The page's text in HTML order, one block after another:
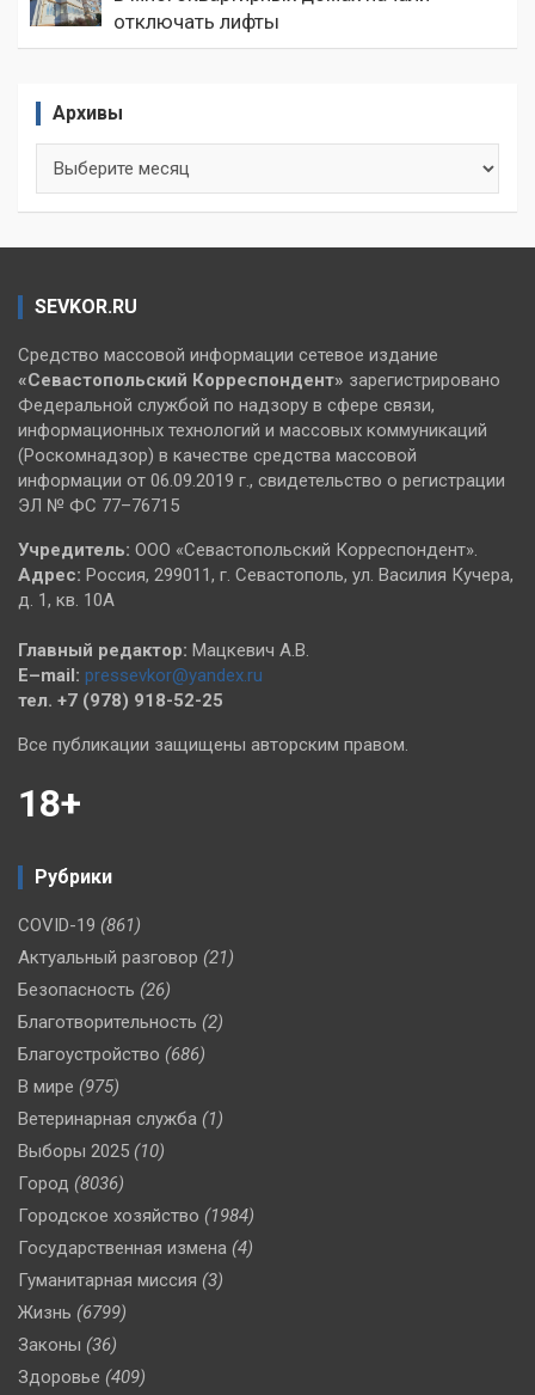
отключать лифты
Архивы
SEVKOR.RU
Средство массовой информации сетевое издание
«Севастопольский Корреспондент» зарегистрировано
Федеральной службой по надзору в сфере связи,
информационных технологий и массовых коммуникаций
(Роскомнадзор) в качестве средства массовой
информации от 06.09.2019 г., свидетельство о регистрации
ЭЛ № ФС 77–76715
Учредитель: ООО «Севастопольский Корреспондент».
Адрес: Россия, 299011, г. Севастополь, ул. Василия Кучера,
д. 1, кв. 10А
Главный редактор: Мацкевич А.В.
E–mail: pressevkor@yandex.ru
тел. +7 (978) 918-52-25
Все публикации защищены авторским правом.
18+
Рубрики
COVID-19 (861)
Актуальный разговор (21)
Безопасность (26)
Благотворительность (2)
Благоустройство (686)
В мире (975)
Ветеринарная служба (1)
Выборы 2025 (10)
Город (8036)
Городское хозяйство (1984)
Государственная измена (4)
Гуманитарная миссия (3)
Жизнь (6799)
Законы (36)
Здоровье (409)